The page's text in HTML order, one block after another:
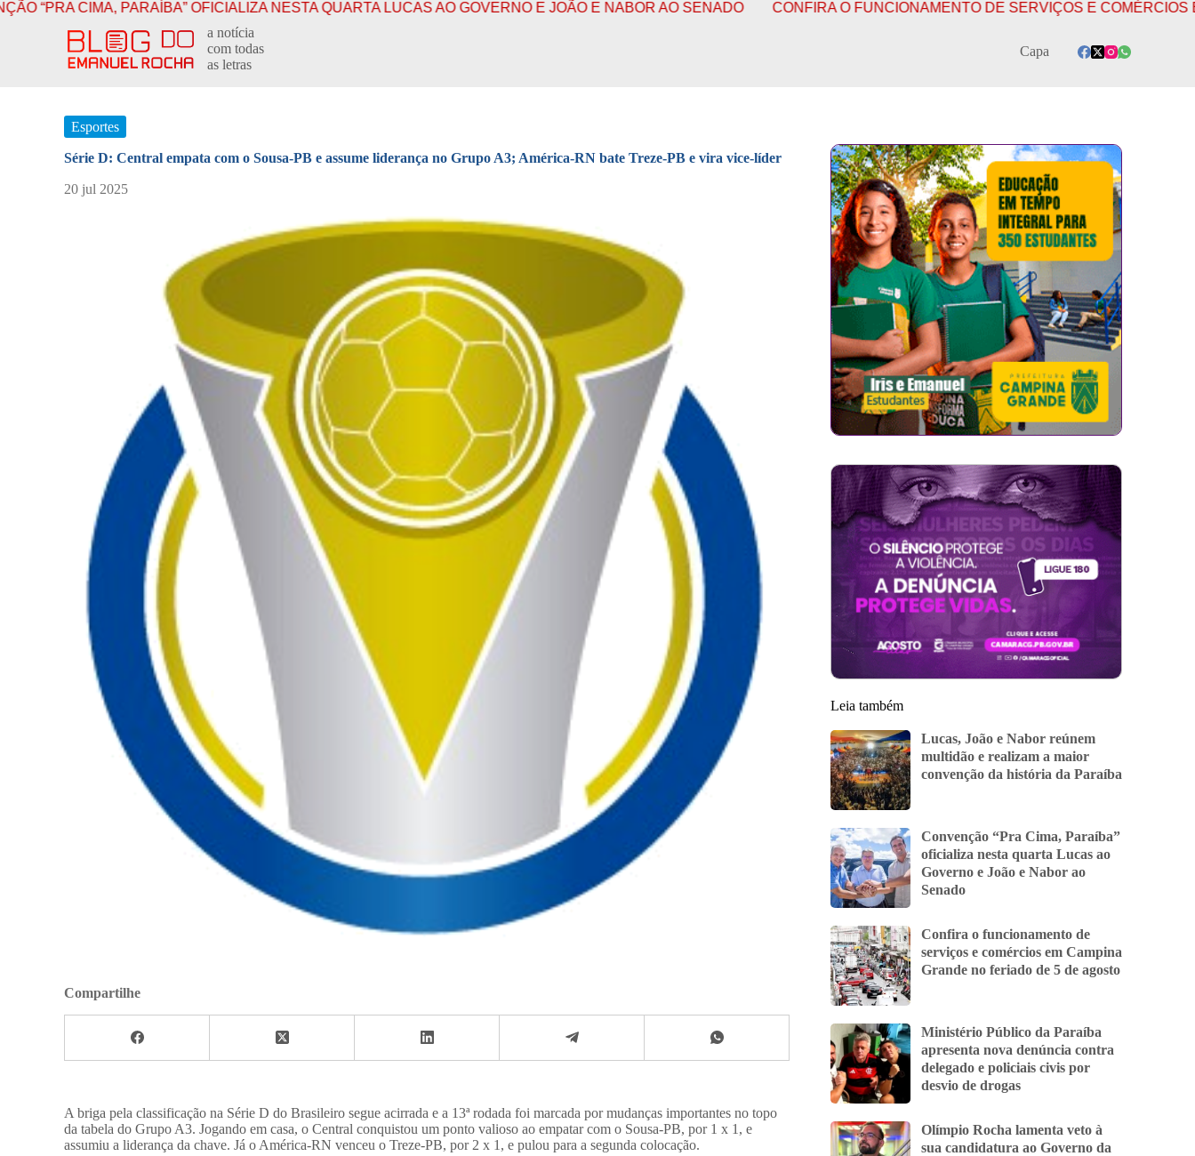
P
PARAÍBA” OFICIALIZA NESTA QUARTA LUCAS AO GOVERNO E JOÃO E NABOR AO SENADO
CONFIRA O FUNCIONAMENTO DE SERVIÇOS E COMÉRCIOS EM CAMPINA
a notícia
com todas
as letras
Capa
Esportes
Série D: Central empata com o Sousa-PB e assume liderança no Grupo A3; América-RN bate Treze-PB e vira vice-líder
20 jul 2025
Compartilhe
A briga pela classificação na Série D do Brasileiro segue acirrada e a 13ª rodada foi marcada por mudanças importantes no topo
da tabela do Grupo A3. Jogando em casa, o Central conquistou um ponto valioso ao empatar com o Sousa-PB, por 1 x 1, e
assumiu a liderança da chave. Já o América-RN venceu o Treze-PB, por 2 x 1, e pulou para a segunda colocação.
Leia também
Lucas, João e Nabor reúnem
multidão e realizam a maior
convenção da história da Paraíba
Convenção “Pra Cima, Paraíba”
oficializa nesta quarta Lucas ao
Governo e João e Nabor ao
Senado
Confira o funcionamento de
serviços e comércios em Campina
Grande no feriado de 5 de agosto
Ministério Público da Paraíba
apresenta nova denúncia contra
delegado e policiais civis por
desvio de drogas
Olímpio Rocha lamenta veto à
sua candidatura ao Governo da